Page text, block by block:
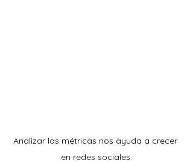
Analizar las métricas nos ayuda a crecer
en redes sociales.